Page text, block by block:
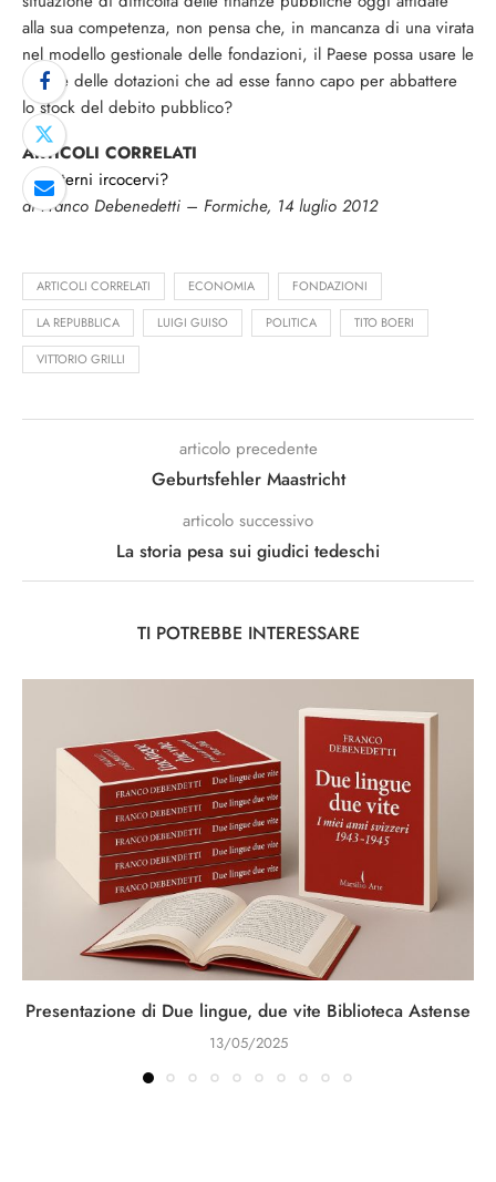
alla sua competenza, non pensa che, in mancanza di una virata
nel modello gestionale delle fondazioni, il Paese possa usare le
risorse delle dotazioni che ad esse fanno capo per abbattere
lo stock del debito pubblico?
ARTICOLI CORRELATI
…o eterni ircocervi?
di Franco Debenedetti – Formiche, 14 luglio 2012
ARTICOLI CORRELATI ECONOMIA FONDAZIONI
LA REPUBBLICA LUIGI GUISO POLITICA TITO BOERI
VITTORIO GRILLI
articolo precedente
Geburtsfehler Maastricht
articolo successivo
La storia pesa sui giudici tedeschi
TI POTREBBE INTERESSARE
Presentazione di Due lingue, due vite Biblioteca Astense
13/05/2025